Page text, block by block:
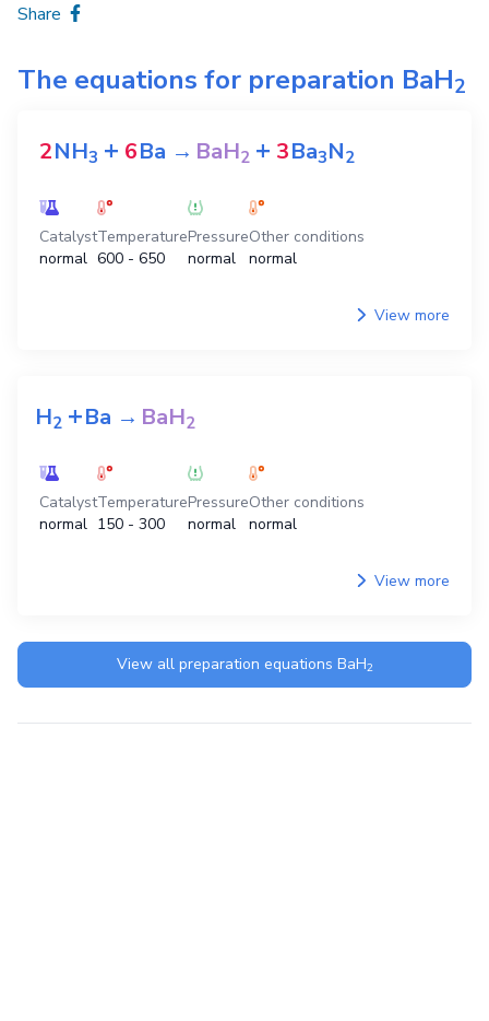
Share
The equations for preparation BaH2
2NH3 + 6Ba →BaH2 + 3Ba3N2
Catalyst
normal
Temperature
600 - 650
Pressure
normal
Other conditions
normal
View more
H2 +Ba →BaH2
Catalyst
normal
Temperature
150 - 300
Pressure
normal
Other conditions
normal
View more
View all preparation equations BaH2